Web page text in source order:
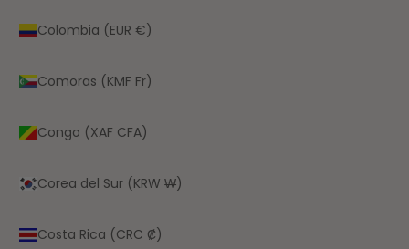
Colombia (EUR €)
Comoras (KMF Fr)
Congo (XAF CFA)
Corea del Sur (KRW ₩)
Costa Rica (CRC ₡)